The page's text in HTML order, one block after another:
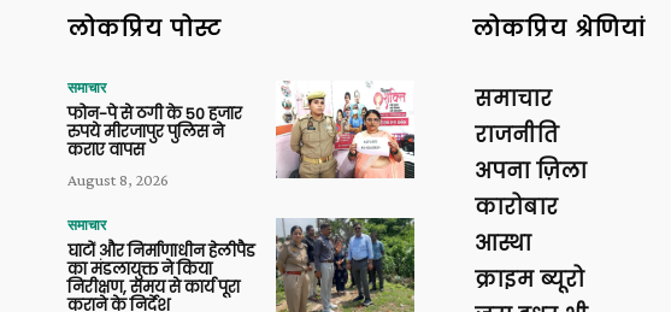
लोकप्रिय पोस्ट
समाचार
फोन-पे से ठगी के 50 हजार
रुपये मीरजापुर पुलिस ने
कराए वापस
August 8, 2026
समाचार
घाटों और निर्माणाधीन हेलीपैड
का मंडलायुक्त ने किया
निरीक्षण, समय से कार्य पूरा
कराने के निर्देश
लोकप्रिय श्रेणियां
समाचार
राजनीति
अपना ज़िला
कारोबार
आस्था
क्राइम ब्यूरो